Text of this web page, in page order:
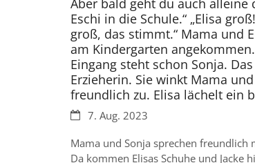
Aber bald geht du auch alleine
Eschi in die Schule.“ „Elisa
groß, das stimmt.“ Mama und
am Kindergarten
Eingang steht schon Sonja.
Erzieherin. Sie winkt Mama
freundlich zu. Elisa lächelt ein
Datum:7. Aug. 2023
Mama und Sonja sprechen
Da kommen Elisas Schuhe und Jacke